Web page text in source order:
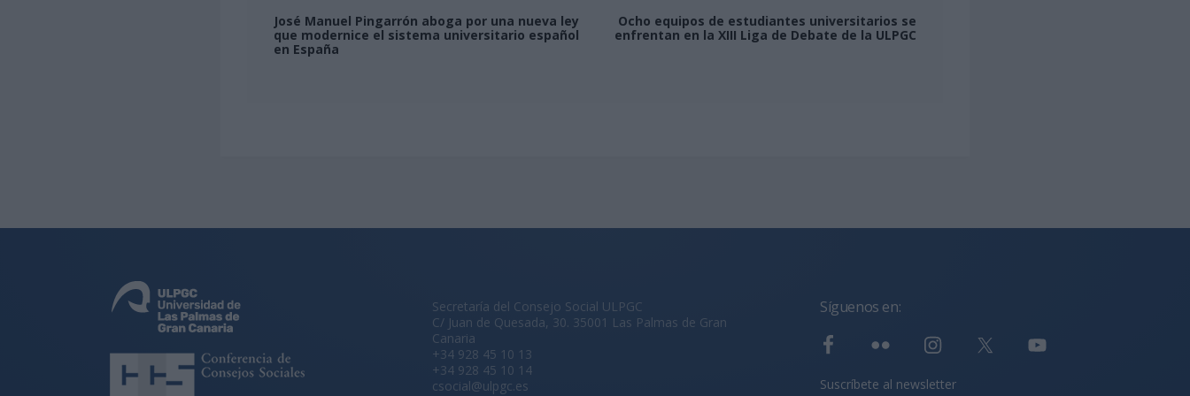
José Manuel Pingarrón aboga por una nueva ley
que modernice el sistema universitario español
en España
Ocho equipos de estudiantes universitarios se
enfrentan en la XIII Liga de Debate de la ULPGC
Secretaría del Consejo Social ULPGC
C/ Juan de Quesada, 30. 35001 Las Palmas de Gran
Canaria
+34 928 45 10 13
+34 928 45 10 14
csocial@ulpgc.es
Síguenos en:
Suscríbete al newsletter